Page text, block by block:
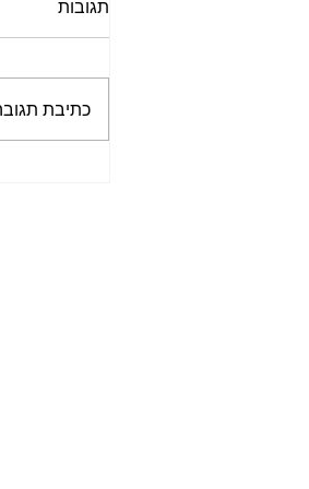
תגובות
כתיבת